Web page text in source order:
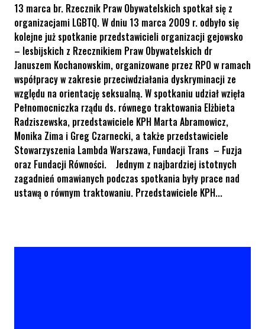
13 marca br. Rzecznik Praw Obywatelskich spotkał się z
organizacjami LGBTQ. W dniu 13 marca 2009 r. odbyło się
kolejne już spotkanie przedstawicieli organizacji gejowsko
– lesbijskich z Rzecznikiem Praw Obywatelskich dr
Januszem Kochanowskim, organizowane przez RPO w ramach
współpracy w zakresie przeciwdziałania dyskryminacji ze
względu na orientację seksualną. W spotkaniu udział wzięła
Pełnomocniczka rządu ds. równego traktowania Elżbieta
Radziszewska, przedstawiciele KPH Marta Abramowicz,
Monika Zima i Greg Czarnecki, a także przedstawiciele
Stowarzyszenia Lambda Warszawa, Fundacji Trans – Fuzja
oraz Fundacji Równości. Jednym z najbardziej istotnych
zagadnień omawianych podczas spotkania były prace nad
ustawą o równym traktowaniu. Przedstawiciele KPH...